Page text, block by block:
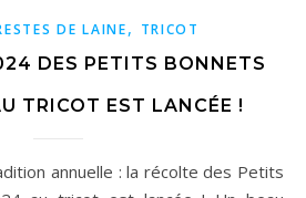
DE LAINE, TRICOT
DES PETITS BONNETS
TRICOT EST LANCÉE !